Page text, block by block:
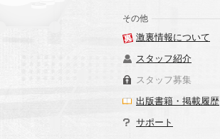
その他
激裏情報について
スタッフ紹介
スタッフ募集
出版書籍・掲載履歴
サポート